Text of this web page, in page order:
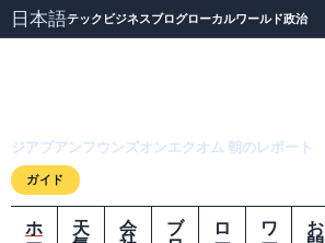
日本語テック ビジネスブログローカルワールド政治
ジアプアンフウンズオンエクオム 朝のレポート
ガイド
ホ
天
会
ブ
ロ
ワ
お